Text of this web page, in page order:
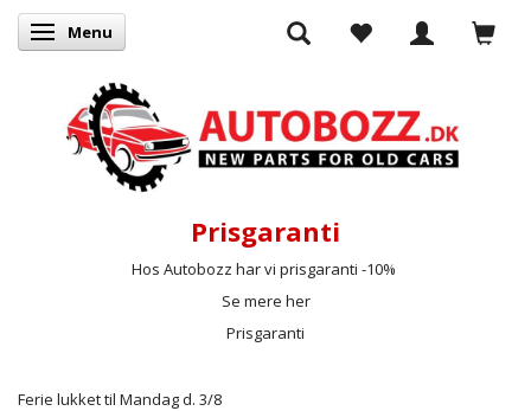
Skifte navigation
Menu
Prisgaranti
Hos Autobozz har vi prisgaranti -10%
Se mere her
Prisgaranti
Ferie lukket til Mandag d. 3/8